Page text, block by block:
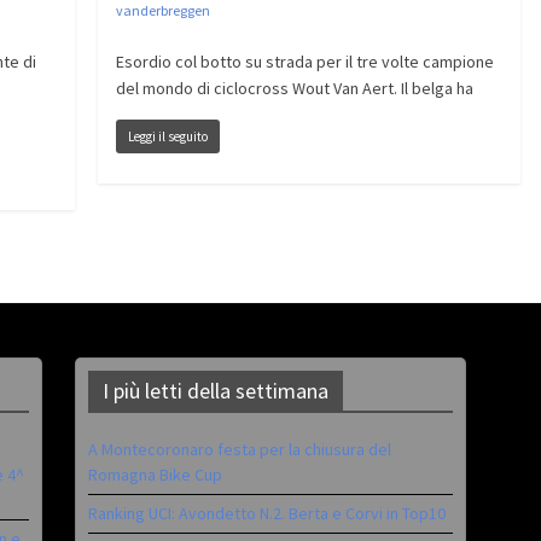
di
vanderbreggen
Esordio col botto su strada per il tre volte campione
del mondo di ciclocross Wout Van Aert. Il belga ha
Leggi il seguito
4^
I più letti della settimana
A Montecoronaro festa per la chiusura del
Romagna Bike Cup
Ranking UCI: Avondetto N.2. Berta e Corvi in Top10